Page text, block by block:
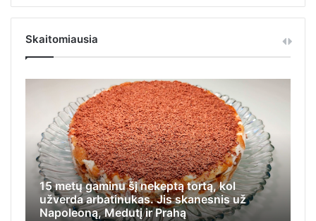
Skaitomiausia
15 metų gaminu šį nekeptą tortą, kol
užverda arbatinukas. Jis skanesnis už
Napoleoną, Medutį ir Prahą